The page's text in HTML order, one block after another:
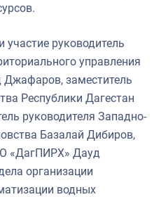
руководитель
управления
заместитель
Республики Дагестан
руководителя Западно-
Базалай Дибиров,
«ДагПИРХ» Дауд
организации
водных